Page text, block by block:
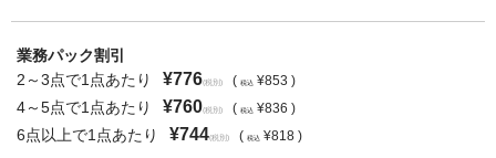
業務パック割引
2～3点で1点あたり
¥776(税別) ( 税込 ¥853 )
4～5点で1点あたり ¥760(税別) ( 税込 ¥836 )
6点以上で1点あたり ¥744(税別) ( 税込 ¥818 )